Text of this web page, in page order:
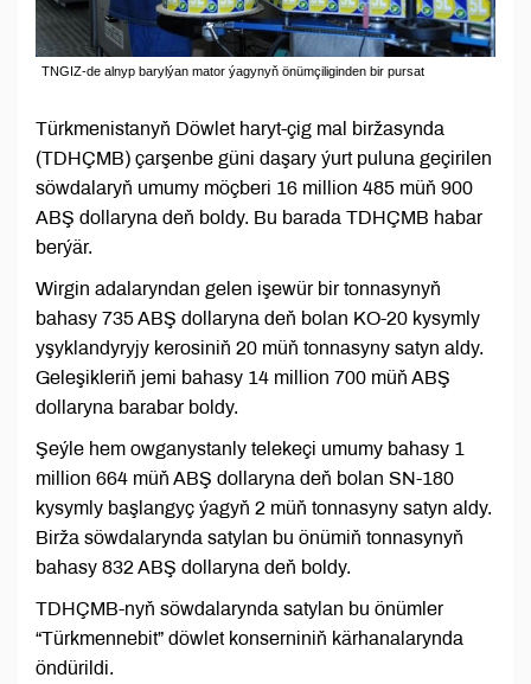
TNGIZ-de alnyp barylýan mator ýagynyň önümçiliginden bir pursat
Türkmenistanyň Döwlet haryt-çig mal biržasynda
(TDHÇMB) çarşenbe güni daşary ýurt puluna geçirilen
söwdalaryň umumy möçberi 16 million 485 müň 900
ABŞ dollaryna deň boldy. Bu barada TDHÇMB habar
berýär.
Wirgin adalaryndan gelen işewür bir tonnasynyň
bahasy 735 ABŞ dollaryna deň bolan KO-20 kysymly
yşyklandyryjy kerosiniň 20 müň tonnasyny satyn aldy.
Geleşikleriň jemi bahasy 14 million 700 müň ABŞ
dollaryna barabar boldy.
Şeýle hem owganystanly telekeçi umumy bahasy 1
million 664 müň ABŞ dollaryna deň bolan SN-180
kysymly başlangyç ýagyň 2 müň tonnasyny satyn aldy.
Birža söwdalarynda satylan bu önümiň tonnasynyň
bahasy 832 ABŞ dollaryna deň boldy.
TDHÇMB-nyň söwdalarynda satylan bu önümler
“Türkmennebit” döwlet konserniniň kärhanalarynda
öndürildi.